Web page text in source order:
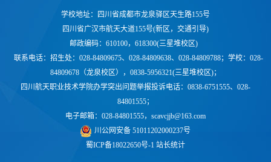
学校地址：四川省成都市龙泉驿区天生路155号
四川省广汉市航天大道155号(新区，交通引导)
邮政编码：610100，618300(三星堆校区)
联系电话： 招生处：028-84809675、028-84809638、028-84809788；学校： 028-
84809678（龙泉校区），0838-5956321(三星堆校区)；
四川航天职业技术学院办学突出问题举报投诉电话：0838-6751555、028-
84801555；
电子邮箱：028-84801555，scavcjjb@163.com
川公网安备 51011202000237号
蜀ICP备18022650号-1 站长统计